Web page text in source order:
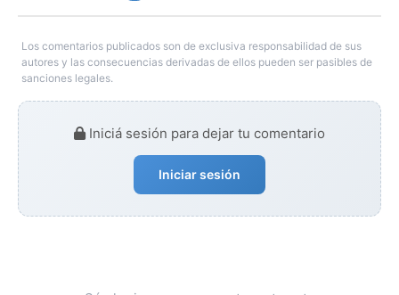
Los comentarios publicados son de exclusiva responsabilidad de sus
autores y las consecuencias derivadas de ellos pueden ser pasibles de
sanciones legales.
Iniciá sesión para dejar tu comentario
Iniciar sesión